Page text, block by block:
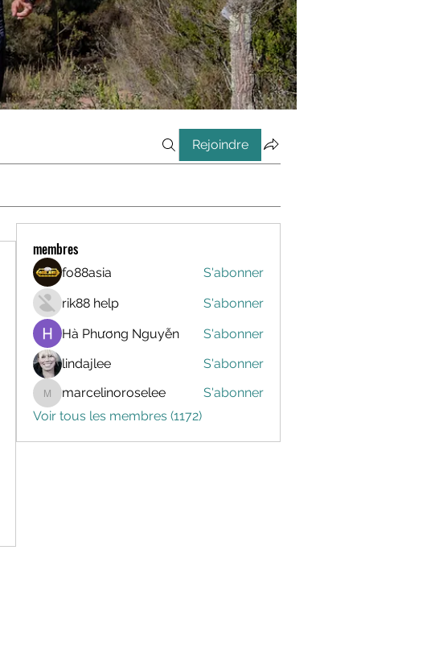
Rejoindre
membres
fo88asia
S'abonner
rik88 help
S'abonner
Hà Phương Nguyễn
S'abonner
lindajlee
S'abonner
marcelinoroselee
marcelinoroselee
S'abonner
Voir tous les membres (1172)